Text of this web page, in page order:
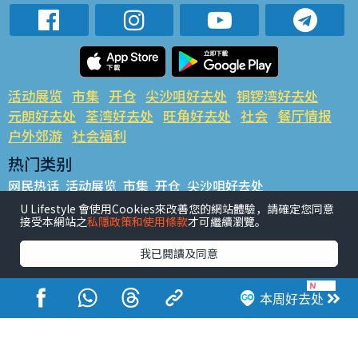
本周好去处
活动展览 市集 开仓 尖沙咀好去处 铜锣湾好去处
元朗好去处 荃湾好去处 旺角好去处 社会 餐厅情报
户外郊游 社会福利
热门类别
网民热话 活动展览 市集 开仓 尖沙咀好去处
铜锣湾好去处 元朗好去处 荃湾好去处 旺角好去处 社会
餐厅情报 户外郊游
热门标签
#UGO揾好去处 #人气活动推介 #美食社群热话
#亲子玩乐好去处
#ULifestyle应用程式
#限时抢
#UJetso礼物放送
#ULifestyle商户中心 #著数 #网络热话
U Lifestyle 會使用Cookies來改善您的網站體驗，請確定您同意
接受本網站之私隱政策和使用條款才可繼續瀏覽。
我已閱讀及同意